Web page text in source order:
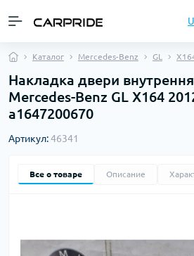
Каталог Mercedes-Benz GL
Накладка двери
Mercedes-Benz GL X164
a1647200670
Артикул:46341
Все о товаре Описание